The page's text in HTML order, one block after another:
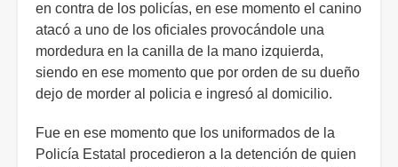
en contra de los policías, en ese momento el canino
atacó a uno de los oficiales provocándole una
mordedura en la canilla de la mano izquierda,
siendo en ese momento que por orden de su dueño
dejo de morder al policia e ingresó al domicilio.
Fue en ese momento que los uniformados de la
Policía Estatal procedieron a la detención de quien